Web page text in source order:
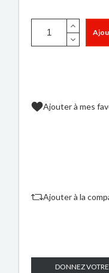
Ajouter à mes
Ajouter à la
DONNEZ